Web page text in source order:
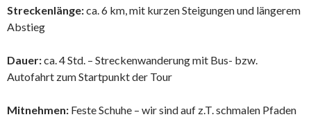
Streckenlänge:ca. 6 km, mit kurzen Steigungen und längerem
Abstieg
Dauer:ca. 4 Std. – Streckenwanderung mit Bus- bzw.
Autofahrt zum Startpunkt der Tour
Mitnehmen: Feste Schuhe – wir sind auf z.T. schmalen Pfaden